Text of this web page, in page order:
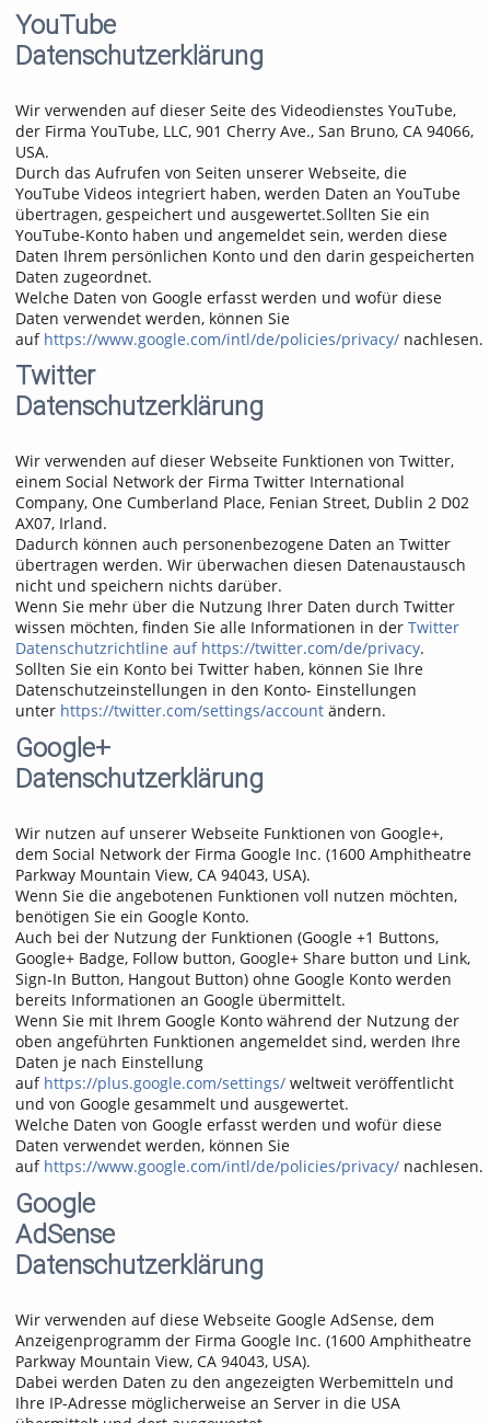
YouTube
Datenschutzerklärung
Wir verwenden auf dieser Seite des Videodienstes YouTube,
der Firma YouTube, LLC, 901 Cherry Ave., San Bruno, CA 94066,
USA.
Durch das Aufrufen von Seiten unserer Webseite, die
YouTube Videos integriert haben, werden Daten an YouTube
übertragen, gespeichert und ausgewertet.Sollten Sie ein
YouTube-Konto haben und angemeldet sein, werden diese
Daten Ihrem persönlichen Konto und den darin gespeicherten
Daten zugeordnet.
Welche Daten von Google erfasst werden und wofür diese
Daten verwendet werden, können Sie
auf https://www.google.com/intl/de/policies/privacy/ nachlesen.
Twitter
Datenschutzerklärung
Wir verwenden auf dieser Webseite Funktionen von Twitter,
einem Social Network der Firma Twitter International
Company, One Cumberland Place, Fenian Street, Dublin 2 D02
AX07, Irland.
Dadurch können auch personenbezogene Daten an Twitter
übertragen werden. Wir überwachen diesen Datenaustausch
nicht und speichern nichts darüber.
Wenn Sie mehr über die Nutzung Ihrer Daten durch Twitter
wissen möchten, finden Sie alle Informationen in der Twitter
Datenschutzrichtline auf https://twitter.com/de/privacy.
Sollten Sie ein Konto bei Twitter haben, können Sie Ihre
Datenschutzeinstellungen in den Konto- Einstellungen
unter https://twitter.com/settings/account ändern.
Google+
Datenschutzerklärung
Wir nutzen auf unserer Webseite Funktionen von Google+,
dem Social Network der Firma Google Inc. (1600 Amphitheatre
Parkway Mountain View, CA 94043, USA).
Wenn Sie die angebotenen Funktionen voll nutzen möchten,
benötigen Sie ein Google Konto.
Auch bei der Nutzung der Funktionen (Google +1 Buttons,
Google+ Badge, Follow button, Google+ Share button und Link,
Sign-In Button, Hangout Button) ohne Google Konto werden
bereits Informationen an Google übermittelt.
Wenn Sie mit Ihrem Google Konto während der Nutzung der
oben angeführten Funktionen angemeldet sind, werden Ihre
Daten je nach Einstellung
auf https://plus.google.com/settings/ weltweit veröffentlicht
und von Google gesammelt und ausgewertet.
Welche Daten von Google erfasst werden und wofür diese
Daten verwendet werden, können Sie
auf https://www.google.com/intl/de/policies/privacy/ nachlesen.
Google
AdSense
Datenschutzerklärung
Wir verwenden auf diese Webseite Google AdSense, dem
Anzeigenprogramm der Firma Google Inc. (1600 Amphitheatre
Parkway Mountain View, CA 94043, USA).
Dabei werden Daten zu den angezeigten Werbemitteln und
Ihre IP-Adresse möglicherweise an Server in die USA